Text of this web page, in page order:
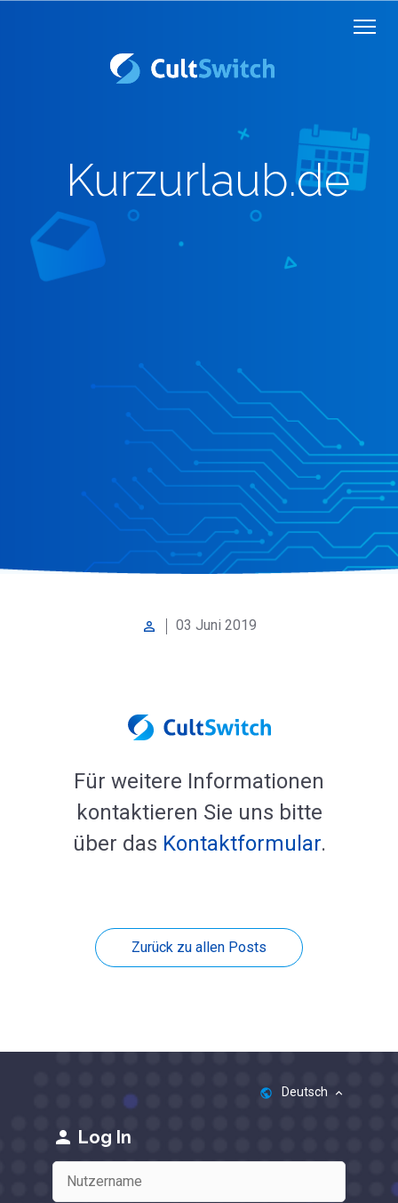
Kurzurlaub.de
perm_identity 03 Juni 2019
Für weitere Informationen
kontaktieren Sie uns bitte
über das Kontaktformular.
Zurück zu allen Posts
public Deutsch keyboard_arrow_up
person Log In